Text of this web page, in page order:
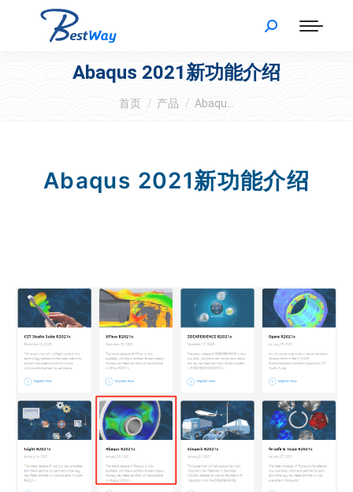
Abaqus 2021新功能介绍
您在这里：
首页 产品 Abaqu…
Abaqus 2021新功能介绍